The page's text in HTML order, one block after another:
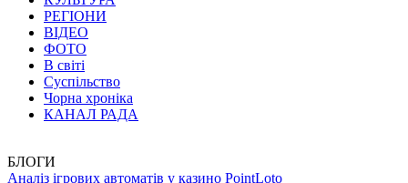
РЕГІОНИ
ВІДЕО
ФОТО
В світі
Суспільство
Чорна хроніка
КАНАЛ РАДА
БЛОГИ
Аналіз ігрових автоматів у казино PointLoto